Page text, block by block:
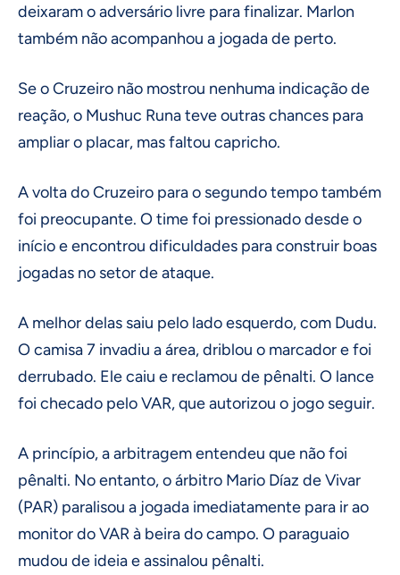
deixaram o adversário livre para finalizar. Marlon
também não acompanhou a jogada de perto.
Se o Cruzeiro não mostrou nenhuma indicação de
reação, o Mushuc Runa teve outras chances para
ampliar o placar, mas faltou capricho.
A volta do Cruzeiro para o segundo tempo também
foi preocupante. O time foi pressionado desde o
início e encontrou dificuldades para construir boas
jogadas no setor de ataque.
A melhor delas saiu pelo lado esquerdo, com Dudu.
O camisa 7 invadiu a área, driblou o marcador e foi
derrubado. Ele caiu e reclamou de pênalti. O lance
foi checado pelo VAR, que autorizou o jogo seguir.
A princípio, a arbitragem entendeu que não foi
pênalti. No entanto, o árbitro Mario Díaz de Vivar
(PAR) paralisou a jogada imediatamente para ir ao
monitor do VAR à beira do campo. O paraguaio
mudou de ideia e assinalou pênalti.